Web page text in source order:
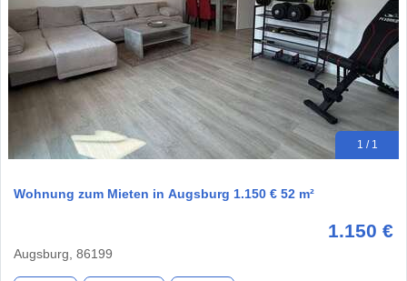
1 / 1
Wohnung zum Mieten in Augsburg 1.150 € 52 m²
1.150 €
Augsburg, 86199